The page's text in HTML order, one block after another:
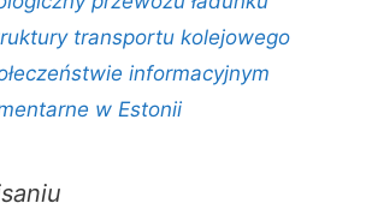
transportu kolejowego
informacyjnym
w Estonii